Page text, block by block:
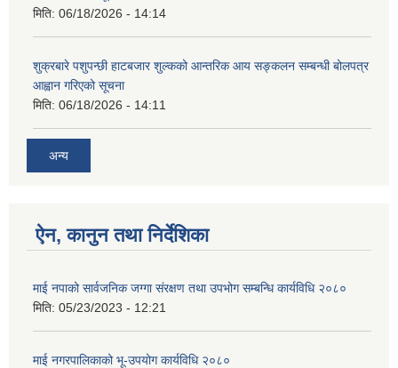
मिति: 06/18/2026 - 14:14
शुक्रबारे पशुपन्छी हाटबजार शुल्कको आन्तरिक आय सङ्कलन सम्बन्धी बोलपत्र
आह्वान गरिएको सूचना
मिति: 06/18/2026 - 14:11
अन्य
ऐन, कानुन तथा निर्देशिका
माई नपाको सार्वजनिक जग्गा संरक्षण तथा उपभोग सम्बन्धि कार्यविधि २०८०
मिति: 05/23/2023 - 12:21
माई नगरपालिकाको भू-उपयोग कार्यविधि २०८०